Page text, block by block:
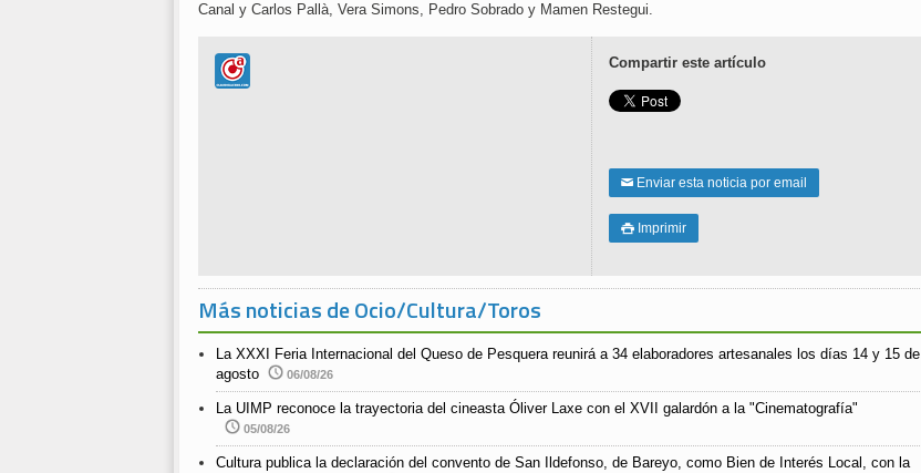
Canal y Carlos Pallà, Vera Simons, Pedro Sobrado y Mamen Restegui.
Compartir este artículo
✉ Enviar esta noticia por email
 Imprimir
Más noticias de Ocio/Cultura/Toros
La XXXI Feria Internacional del Queso de Pesquera reunirá a 34 elaboradores artesanales los días 14 y 15 de
agosto
06/08/26
La UIMP reconoce la trayectoria del cineasta Óliver Laxe con el XVII galardón a la "Cinematografía"
05/08/26
Cultura publica la declaración del convento de San Ildefonso, de Bareyo, como Bien de Interés Local, con la